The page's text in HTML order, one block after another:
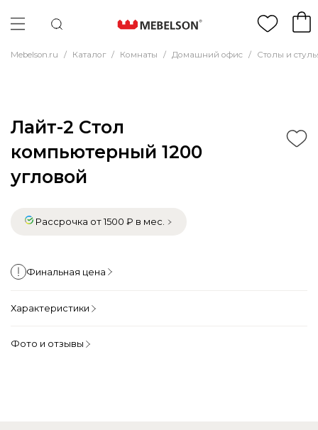
Mebelson.ru / Каталог / Комнаты / Домашний офис / Столы и
Лайт-2 Стол
компьютерный 1200
угловой
Рассрочка от 1500 ₽ в мес.
Финальная цена
Характеристики
Фото и отзывы